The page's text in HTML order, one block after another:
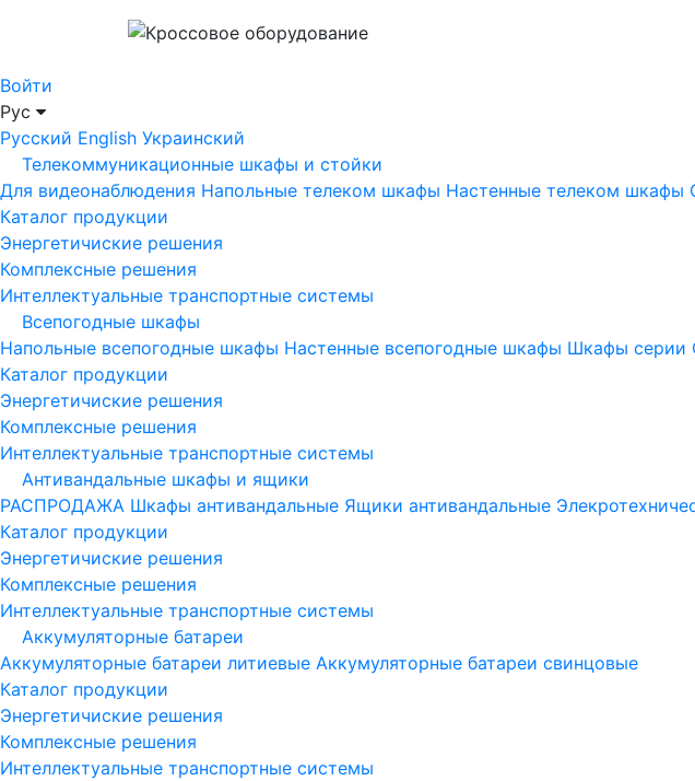
Войти
Рус
Русский English Украинский
Телекоммуникационные шкафы и стойки
Для видеонаблюдения Напольные телеком шкафы Настенные телеком шкафы
Каталог продукции
Энергетичиские решения
Комплексные решения
Интеллектуальные транспортные системы
Всепогодные шкафы
Напольные всепогодные шкафы Настенные всепогодные шкафы Шкафы серии
Каталог продукции
Энергетичиские решения
Комплексные решения
Интеллектуальные транспортные системы
Антивандальные шкафы и ящики
РАСПРОДАЖА Шкафы антивандальные Ящики антивандальные
Каталог продукции
Энергетичиские решения
Комплексные решения
Интеллектуальные транспортные системы
Аккумуляторные батареи
Аккумуляторные батареи литиевые Аккумуляторные батареи свинцовые
Каталог продукции
Энергетичиские решения
Комплексные решения
Интеллектуальные транспортные системы